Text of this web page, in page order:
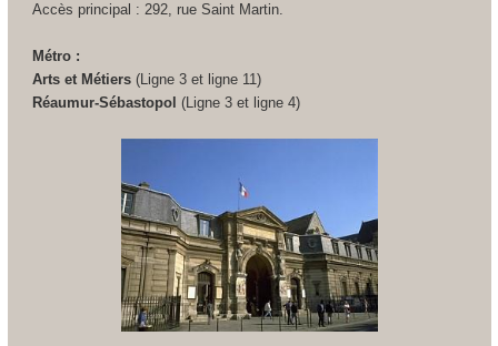
Accès principal : 292, rue Saint Martin.
Métro :
Arts et Métiers(Ligne 3 et ligne 11)
Réaumur-Sébastopol (Ligne 3 et ligne 4)